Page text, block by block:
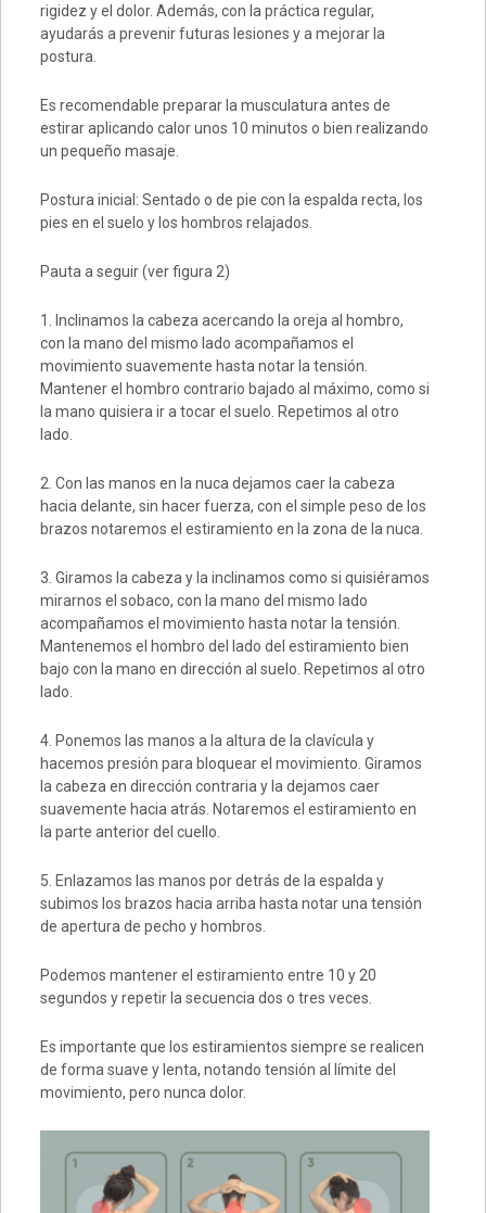
rigidez y el dolor. Además, con la práctica regular,
ayudarás a prevenir futuras lesiones y a mejorar la
postura.
Es recomendable preparar la musculatura antes de
estirar aplicando calor unos 10 minutos o bien realizando
un pequeño masaje.
Postura inicial: Sentado o de pie con la espalda recta, los
pies en el suelo y los hombros relajados.
Pauta a seguir (ver figura 2)
1. Inclinamos la cabeza acercando la oreja al hombro,
con la mano del mismo lado acompañamos el
movimiento suavemente hasta notar la tensión.
Mantener el hombro contrario bajado al máximo, como si
la mano quisiera ir a tocar el suelo. Repetimos al otro
lado.
2. Con las manos en la nuca dejamos caer la cabeza
hacia delante, sin hacer fuerza, con el simple peso de los
brazos notaremos el estiramiento en la zona de la nuca.
3. Giramos la cabeza y la inclinamos como si quisiéramos
mirarnos el sobaco, con la mano del mismo lado
acompañamos el movimiento hasta notar la tensión.
Mantenemos el hombro del lado del estiramiento bien
bajo con la mano en dirección al suelo. Repetimos al otro
lado.
4. Ponemos las manos a la altura de la clavícula y
hacemos presión para bloquear el movimiento. Giramos
la cabeza en dirección contraria y la dejamos caer
suavemente hacia atrás. Notaremos el estiramiento en
la parte anterior del cuello.
5. Enlazamos las manos por detrás de la espalda y
subimos los brazos hacia arriba hasta notar una tensión
de apertura de pecho y hombros.
Podemos mantener el estiramiento entre 10 y 20
segundos y repetir la secuencia dos o tres veces.
Es importante que los estiramientos siempre se realicen
de forma suave y lenta, notando tensión al límite del
movimiento, pero nunca dolor.